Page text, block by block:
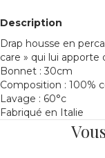
Description
Drap housse en
care » qui lui apporte
Bonnet : 30cm
Composition : 100%
Lavage : 60°c
Fabriqué en Italie